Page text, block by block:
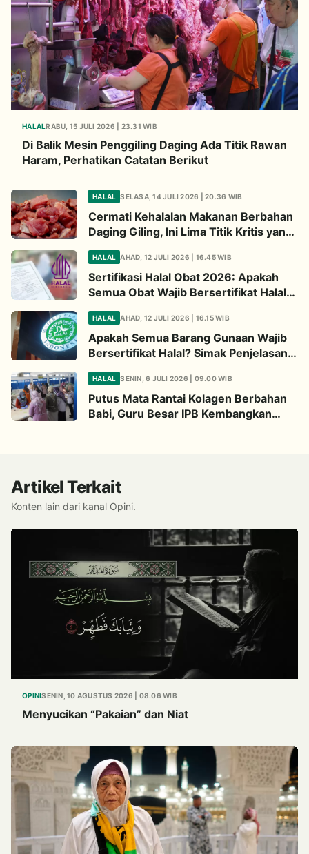
HALALRABU, 15 JULI 2026 | 23.31 WIB
Di Balik Mesin Penggiling Daging Ada Titik Rawan
Haram, Perhatikan Catatan Berikut
HALAL SELASA, 14 JULI 2026 | 20.36 WIB
Cermati Kehalalan Makanan Berbahan
Daging Giling, Ini Lima Titik Kritis yang
HALAL AHAD, 12 JULI 2026 | 16.45 WIB
Sertifikasi Halal Obat 2026: Apakah
Semua Obat Wajib Bersertifikat Halal?
HALAL AHAD, 12 JULI 2026 | 16.15 WIB
Apakah Semua Barang Gunaan Wajib
Bersertifikat Halal? Simak Penjelasan
HALAL SENIN, 6 JULI 2026 | 09.00 WIB
Putus Mata Rantai Kolagen Berbahan
Babi, Guru Besar IPB Kembangkan
Artikel Terkait
Konten lain dari kanal Opini.
OPINISENIN, 10 AGUSTUS 2026 | 08.06 WIB
Menyucikan “Pakaian” dan Niat